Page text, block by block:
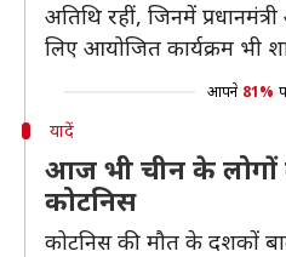
अतिथि रहीं, जिनमें
लिए आयोजित कार्यक्रम भी
आपने 81%
यादें
आज भी चीन के लोगों
कोटनिस
कोटनिस की मौत के दशकों